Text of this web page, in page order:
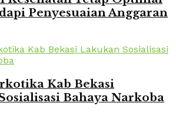
Penyesuaian Anggaran
Kab Bekasi
Bahaya Narkoba